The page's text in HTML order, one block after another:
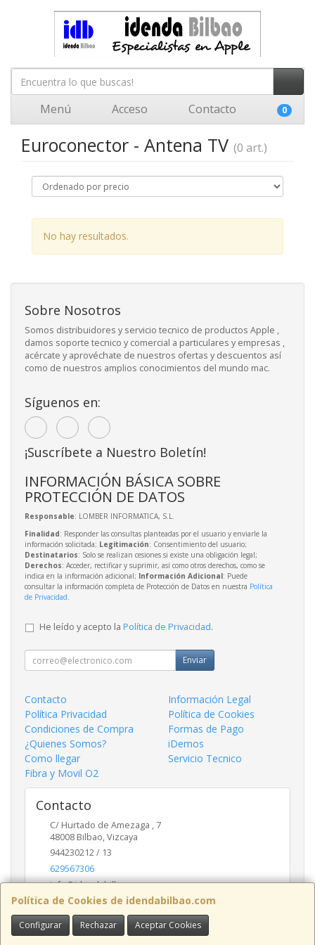
Menú Acceso Contacto 0
Euroconector - Antena TV (0 art.)
No hay resultados.
Política de Cookies de idendabilbao.com
Configurar Rechazar Aceptar Cookies
Sobre Nosotros
Somos distribuidores y servicio tecnico de productos Apple ,
damos soporte tecnico y comercial a particulares y empresas ,
acércate y aprovéchate de nuestros ofertas y descuentos así
como de nuestros amplios conocimientos del mundo mac.
Síguenos en:
¡Suscríbete a Nuestro Boletín!
INFORMACIÓN BÁSICA SOBRE
PROTECCIÓN DE DATOS
Responsable: LOMBER INFORMATICA, S.L.
Finalidad: Responder las consultas planteadas por el usuario y enviarle la
información solicitada; Legitimación: Consentimiento del usuario;
Destinatarios: Solo se realizan cesiones si existe una obligación legal;
Derechos: Acceder, rectificar y suprimir, así como otros derechos, como se
indica en la información adicional; Información Adicional: Puede
consultar la información completa de Protección de Datos en nuestra Política
de Privacidad.
He leído y acepto la Política de Privacidad.
Enviar
Contacto
Información Legal
Política Privacidad
Política de Cookies
Condiciones de Compra
Formas de Pago
¿Quienes Somos?
iDemos
Como llegar
Servicio Tecnico
Fibra y Movil O2
Contacto
C/ Hurtado de Amezaga , 7
48008 Bilbao,Vizcaya
944230212 / 13
629567306
info@idendabilbao.com
Horario